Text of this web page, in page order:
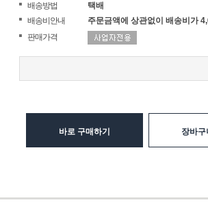
배송방법
택배
배송비안내
주문금액에 상관없이 배송비가
판매가격
바로 구매하기 장바구